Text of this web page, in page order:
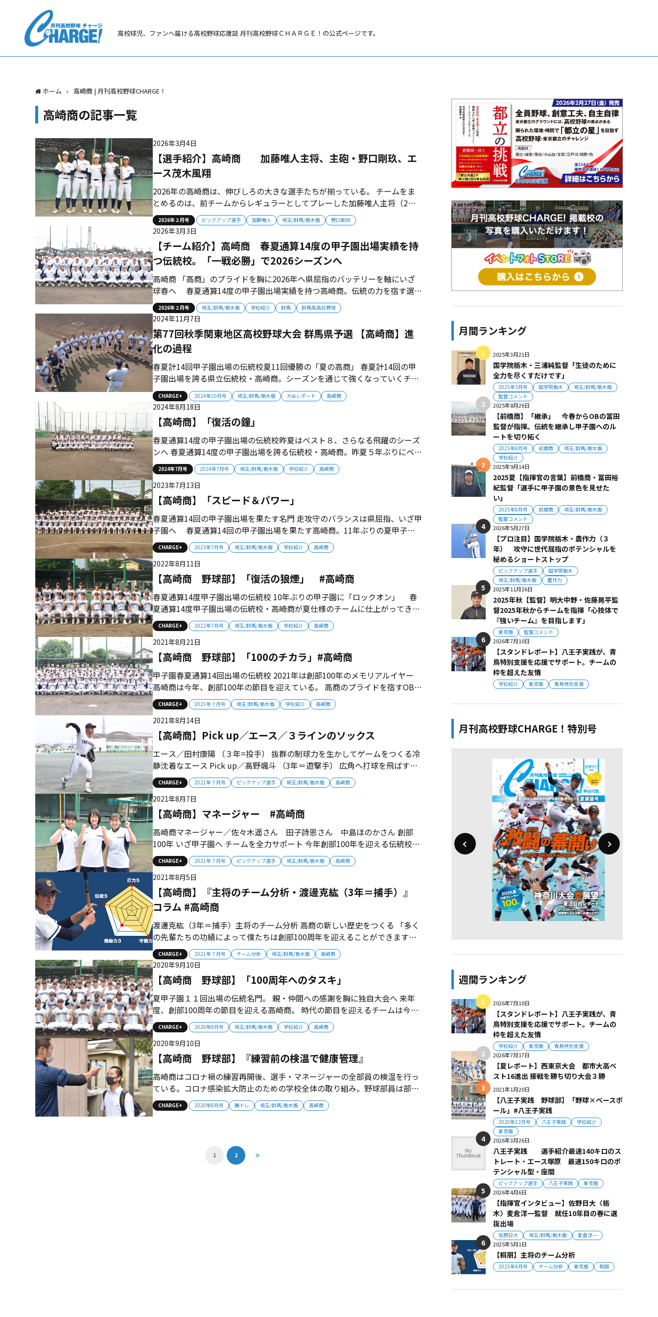
高校球児、ファンへ届ける高校野球応援誌 月刊高校野球ＣＨＡＲＧＥ！の公式ページです。
ホーム 高崎商 | 月刊高校野球CHARGE！
高崎商の記事一覧
2026年２月号 ピックアップ選手 加藤唯人 埼玉/群馬/栃木版 野口剛玖
【選手紹介】高崎商 加藤唯人主将、主砲・野口剛玖、エ
ース茂木風翔
2026年3月4日
2026年の高崎商は、伸びしろの大きな選手たちが揃っている。 チームをま
とめるのは、前チームからレギュラーとしてプレーした加藤唯人主将（2年
＝左翼手）だ。加藤主将は「仲の良いチームで全体の一体感を武器に戦って
いく」と力を込める。 チームの軸は、伸びのあるストレートを投げ込む右
腕・茂木風翔（2年）と、182センチ100キ...
2026年２月号 埼玉/群馬/栃木版 学校紹介 群馬 群馬県高校野球
【チーム紹介】高崎商 春夏通算14度の甲子園出場実績を持
つ伝統校。「一戦必勝」で2026シーズンへ
2026年3月3日
高崎商 「高商」のプライドを胸に2026年へ県屈指のバッテリーを軸にいざ
球春へ 春夏通算14度の甲子園出場実績を持つ高崎商。伝統の力を宿す選手
たちは、2012年夏以来の甲子園出場を誓って「一戦必勝」で2026シーズン
に挑む。 ■14度の甲子園歴を持つ伝統校 春3回、夏11回の甲子園歴を持つ
伝統校・高崎商が、高校野球...
CHARGE+ 2024年10月号 埼玉/群馬/栃木版 大会レポート 高崎商
第77回秋季関東地区高校野球大会 群馬県予選 【高崎商】進
化の過程
2024年11月7日
春夏計14回甲子園出場の伝統校夏11回優勝の「夏の高商」 春夏計14回の甲
子園出場を誇る県立伝統校・高崎商。シーズンを通じて強くなっていくチー
ムは切磋琢磨しながら進化を遂げていく。 ■2012年以来の甲子園へ一丸 高
崎商は2012年夏の決勝で桐生市商に勝利して甲子園出場を果たしている。そ
こから戦国・群馬は前橋育英、健大...
2024年7月号 2024年7月号 埼玉/群馬/栃木版 学校紹介 高崎商
【高崎商】「復活の鐘」
2024年8月18日
春夏通算14度の甲子園出場の伝統校昨夏はベスト８、さらなる飛躍のシーズ
ンへ 春夏通算14度の甲子園出場を誇る伝統校・高崎商。昨夏５年ぶりにベス
ト８進出を果たしたチームは今夏も進撃を狙っていく。 ■2015年夏、2018
年夏にベスト４進出 高崎商は春夏通算14度の甲子園出場を成し遂げてきた県
立伝統校だ。2006、2009...
CHARGE+ 2023年7月号 埼玉/群馬/栃木版 学校紹介 高崎商
【高崎商】「スピード＆パワー」
2023年7月13日
春夏通算14回の甲子園出場を果たす名門 走攻守のバランスは県屈指、いざ甲
子園へ 春夏通算14回の甲子園出場を果たす高崎商。11年ぶりの夏甲子園
を視野に入れて、夏開幕を待つ。 ■コロナ禍の試練を超えてチーム充実
復活の予感が漂っている。伝統校・高崎商は2012年夏に甲子園出場を果たし
たが、それ以降、群馬県では前橋育...
CHARGE+ 2022年7月号 埼玉/群馬/栃木版 学校紹介 高崎商
【高崎商 野球部】「復活の狼煙」 #高崎商
2022年8月11日
春夏通算14度甲子園出場の伝統校 10年ぶりの甲子園に「ロックオン」 春
夏通算14度甲子園出場の伝統校・高崎商が夏仕様のチームに仕上がってき
た。プライドを胸にグラウンドに立つ選手たちは、2012年夏以来10年ぶりの
甲子園を目指す。 ■公立最後の甲子園出場 2012年夏、高崎商は群馬大会
準々決勝で伊勢崎清明、準決勝...
CHARGE+ 2021年７月号 埼玉/群馬/栃木版 学校紹介 高崎商
【高崎商 野球部】「100のチカラ」#高崎商
2021年8月21日
甲子園春夏通算14回出場の伝統校 2021年は創部100年のメモリアルイヤー
高崎商は今年、創部100年の節目を迎えている。 高商のプライドを宿すOB堤
悠輝監督と選手たちは、メモリアルイヤーに９年ぶりの夏甲子園を狙う。 ■
９年ぶりの甲子園へ気合十分 長い歴史が紡がれている。高崎商は1908年
（明治41年）創立、野球部...
CHARGE+ 2021年７月号 ピックアップ選手 埼玉/群馬/栃木版 高崎商
【高崎商】Pick up／エース／３ラインのソックス
2021年8月14日
エース／田村康陽 （３年=投手） 抜群の制球力を生かしてゲームをつくる冷
静沈着なエース Pick up／髙野颯斗 （3年＝遊撃手） 広角へ打球を飛ばすリ
ードオフマン。攻撃にスイッチを入れていく ３ラインのソックスで勝負 高
崎商は創部100周年の節目に、ソックスのデザインを変えた。OB会がデザイ
ン。以前は甲子園回...
CHARGE+ 2021年７月号 ピックアップ選手 埼玉/群馬/栃木版 高崎商
【高崎商】マネージャー #高崎商
2021年8月7日
高崎商マネージャー／佐々木遥さん 田子詩恩さん 中島ほのかさん 創部
100年 いざ甲子園へ チームを全力サポート 今年創部100年を迎える伝統校・
高崎商。３年生女子マネージャーも、選手と共に一緒に戦っていく。甲子園
への思いは一つだ。 ■感謝されることが一番のやりがい 高崎商は、佐々木
遥さん、田子詩恩さん、中島ほのかさん...
CHARGE+ 2021年７月号 チーム分析 埼玉/群馬/栃木版 高崎商
【高崎商】『主将のチーム分析・渡邊克紘（3年＝捕手）』
コラム #高崎商
2021年8月5日
渡邊克紘（3年＝捕手）主将のチーム分析 高商の新しい歴史をつくる 「多く
の先輩たちの功績によって僕たちは創部100周年を迎えることができます。
節目の年に甲子園へ行くために入学から努力してきました。甲子園出場とい
CHARGE+ 2020年8月号 埼玉/群馬/栃木版 学校紹介 高崎商
【高崎商 野球部】「100周年へのタスキ」
2020年9月10日
夏甲子園１１回出場の伝統名門。 親・仲間への感謝を胸に独自大会へ 来年
度、創部100周年の節目を迎える高崎商。 時代の節目を迎えるチームは今
夏、飛躍のシーズンにすべくスタートを切った。 甲子園の道は消えてしまっ
たが、野球ができることへの感謝を胸に最後まで戦い抜く。 2020年8月号掲
載 ■ 僕らの代で結果を残すつもりだ...
CHARGE+ 2020年8月号 勝トレ 埼玉/群馬/栃木版 高崎商
【高崎商 野球部】『練習前の検温で健康管理』
2020年9月10日
高崎商はコロナ禍の練習再開後、選手・マネージャーの全部員の検温を行っ
ている。コロナ感染拡大防止のための学校全体の取り組み。野球部員は部室
に入る前に、堤悠輝監督らコーチ陣が非接触型体温計で検温。安全を確保し
た上で、練習に取り組んでいる。堤悠輝監督は「独自大会の開催が予定され
1 2
月間ランキング
2025年3月21日
国学院栃木・三浦純監督「生徒のために
全力を尽くすだけです」
2025年3月号 国学院栃木
埼玉/群馬/栃木版
監督コメント
2025年8月26日
【前橋商】「継承」 今春からOBの冨田
監督が指揮。伝統を継承し甲子園へのル
ートを切り拓く
2025年8月号 前橋商
埼玉/群馬/栃木版
学校紹介
2025年9月14日
2025夏【指揮官の言葉】前橋商・冨田裕
紀監督「選手に甲子園の景色を見せた
い」
2025年8月号 前橋商
埼玉/群馬/栃木版
監督コメント
2026年5月27日
【プロ注目】国学院栃木・農作力（３
年） 攻守に世代屈指のポテンシャルを
秘めるショートストップ
ピックアップ選手
国学院栃木
埼玉/群馬/栃木版
農作力
2025年11月26日
2025年秋【監督】明大中野・佐藤晃平監
督2025年秋からチームを指揮「心技体で
『強いチーム』を目指します」
東京版 監督コメント
2026年7月10日
【スタンドレポート】八王子実践が、青
鳥特別支援を応援でサポート。チームの
枠を超えた友情
学校紹介 東京版 青鳥特別支援
月刊高校野球CHARGE！特別号
週間ランキング
2026年7月10日
【スタンドレポート】八王子実践が、青
鳥特別支援を応援でサポート。チームの
枠を超えた友情
学校紹介 東京版 青鳥特別支援
2026年7月17日
【夏レポート】西東京大会 都市大高ベ
スト16進出 接戦を勝ち切り大会３勝
2021年1月20日
【八王子実践 野球部】「野球×ベースボ
ール」#八王子実践
2020年12月号 八王子実践
学校紹介
東京版
2026年3月26日
八王子実践 選手紹介最速140キロのス
トレート・エース塚原 最速150キロのポ
テンシャル型・座間
ピックアップ選手 八王子実践 東京版
2026年4月6日
【指揮官インタビュー】佐野日大〈栃
木〉麦倉洋一監督 就任10年目の春に選
抜出場
佐野日大 埼玉/群馬/栃木版 麦倉洋一
2025年5月1日
【桐朋】主将のチーム分析
2025年4月号 チーム分析 東京版 桐朋